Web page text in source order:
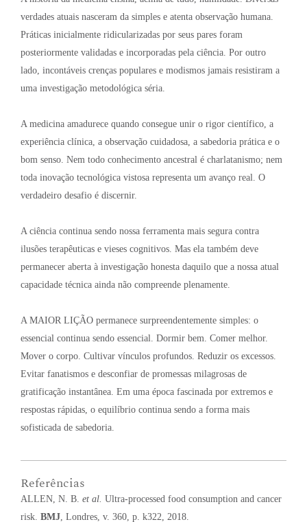
verdades atuais nasceram da simples e atenta observação humana.
Práticas inicialmente ridicularizadas por seus pares foram
posteriormente validadas e incorporadas pela ciência. Por outro
lado, incontáveis crenças populares e modismos jamais resistiram a
uma investigação metodológica séria.
A medicina amadurece quando consegue unir o rigor científico, a
experiência clínica, a observação cuidadosa, a sabedoria prática e o
bom senso. Nem todo conhecimento ancestral é charlatanismo; nem
toda inovação tecnológica vistosa representa um avanço real. O
verdadeiro desafio é discernir.
A ciência continua sendo nossa ferramenta mais segura contra
ilusões terapêuticas e vieses cognitivos. Mas ela também deve
permanecer aberta à investigação honesta daquilo que a nossa atual
capacidade técnica ainda não compreende plenamente.
A MAIOR LIÇÃO permanece surpreendentemente simples: o
essencial continua sendo essencial. Dormir bem. Comer melhor.
Mover o corpo. Cultivar vínculos profundos. Reduzir os excessos.
Evitar fanatismos e desconfiar de promessas milagrosas de
gratificação instantânea. Em uma época fascinada por extremos e
respostas rápidas, o equilíbrio continua sendo a forma mais
sofisticada de sabedoria.
Referências
ALLEN, N. B. et al. Ultra-processed food consumption and cancer
risk. BMJ, Londres, v. 360, p. k322, 2018.